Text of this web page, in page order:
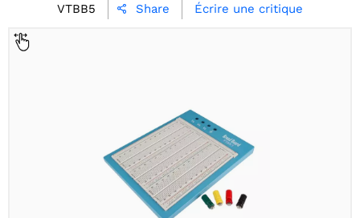
VTBB5
 Share Écrire une critique